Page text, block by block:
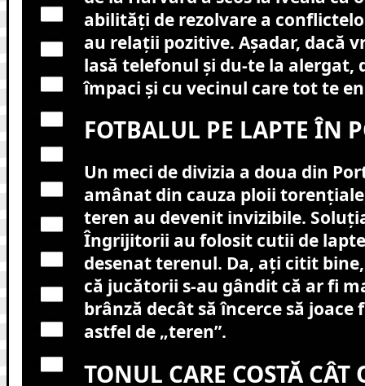
abilități de rezolvare a
au relații pozitive. Așadar, dacă
lasă telefonul și du-te la alergat,
împaci și cu vecinul care tot te
FOTBALUL PE LAPTE ÎN
Un meci de divizia a doua din
amânat din cauza ploii
teren au devenit invizibile.
Îngrijitorii au folosit cutii de
desenat terenul. Da, ați citit
că jucătorii s-au gândit că ar fi
brânză decât să încerce să joace
astfel de „teren”.
TONUL CARE COSTĂ CÂT